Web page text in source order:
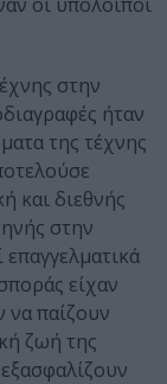
στην
ήταν
της τέχνης
και διεθνής
στην
είχαν
να παίζουν
ζωή της